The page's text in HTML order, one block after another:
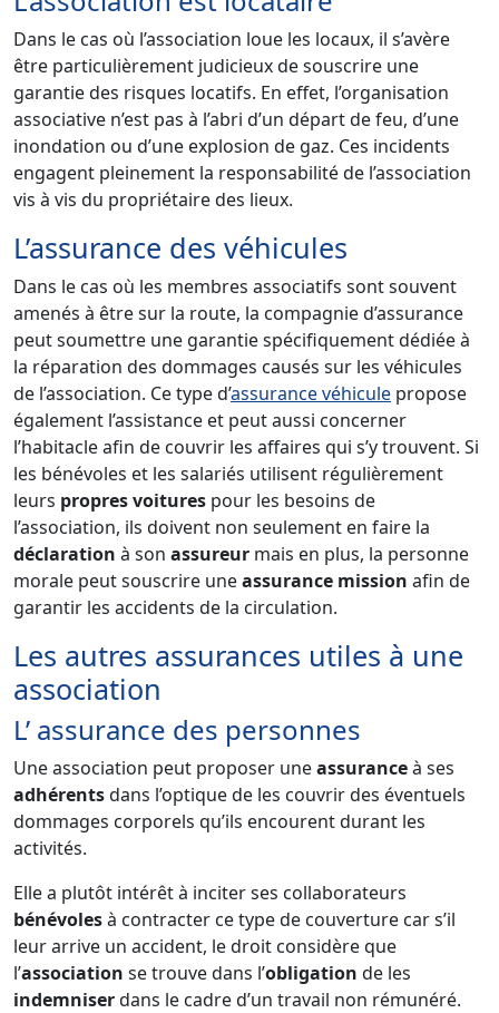
Dans le cas où l’association loue les locaux, il s’avère
être particulièrement judicieux de souscrire une
garantie des risques locatifs. En effet, l’organisation
associative n’est pas à l’abri d’un départ de feu, d’une
inondation ou d’une explosion de gaz. Ces incidents
engagent pleinement la responsabilité de l’association
vis à vis du propriétaire des lieux.
L’assurance des véhicules
Dans le cas où les membres associatifs sont souvent
amenés à être sur la route, la compagnie d’assurance
peut soumettre une garantie spécifiquement dédiée à
la réparation des dommages causés sur les véhicules
de l’association. Ce type d’assurance véhicule propose
également l’assistance et peut aussi concerner
l’habitacle afin de couvrir les affaires qui s’y trouvent. Si
les bénévoles et les salariés utilisent régulièrement
leurs propres voitures pour les besoins de
l’association, ils doivent non seulement en faire la
déclaration à son assureur mais en plus, la personne
morale peut souscrire uneassurance mission afin de
garantir les accidents de la circulation.
Les autres assurances utiles à une
association
L’ assurance des personnes
Une association peut proposer uneassuranceà ses
adhérentsdans l’optique de les couvrir des éventuels
dommages corporels qu’ils encourent durant les
activités.
Elle a plutôt intérêt à inciter ses collaborateurs
bénévolesà contracter ce type de couverture car s’il
leur arrive un accident, le droit considère que
l’association se trouve dans l’obligation de les
indemniserdans le cadre d’un travail non rémunéré.